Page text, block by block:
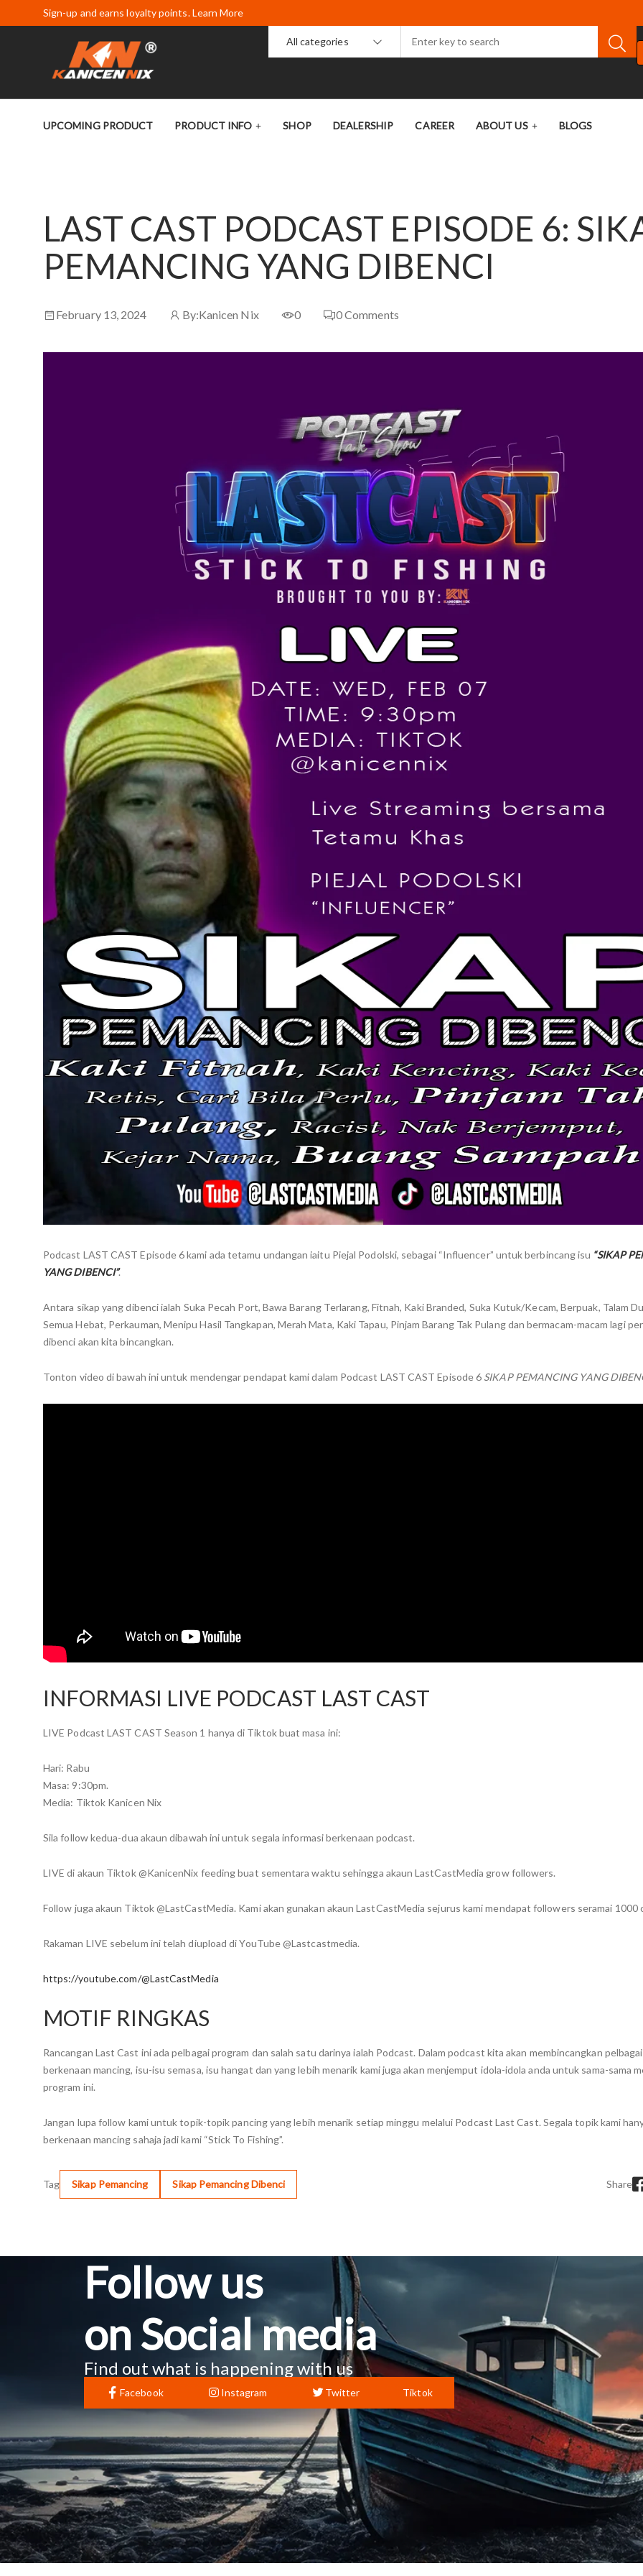
Sign-up and earns loyalty points. Learn More
All categories
UPCOMING PRODUCT PRODUCT INFO SHOP DEALERSHIP CAREER ABOUT US BLOGS
LAST CAST PODCAST EPISODE 6:
PEMANCING YANG DIBENCI
February 13, 2024 By:Kanicen Nix 0 0Comments
Podcast LAST CAST Episode 6 kami ada tetamu undangan iaitu Piejal Podolski, sebagai “Influencer” untuk berbincang isu “SIKAP
YANG DIBENCI”.
Antara sikap yang dibenci ialah Suka Pecah Port, Bawa Barang Terlarang, Fitnah, Kaki Branded, Suka Kutuk/Kecam, Berpuak, Talam
Semua Hebat, Perkauman, Menipu Hasil Tangkapan, Merah Mata, Kaki Tapau, Pinjam Barang Tak Pulang dan bermacam-macam lagi
dibenci akan kita bincangkan.
Tonton video di bawah ini untuk mendengar pendapat kami dalam Podcast LAST CAST Episode 6 SIKAP PEMANCING YANG
INFORMASI LIVE PODCAST LAST CAST
LIVE Podcast LAST CAST Season 1 hanya di Tiktok buat masa ini:
Hari: Rabu
Masa: 9:30pm.
Media: Tiktok Kanicen Nix
Sila follow kedua-dua akaun dibawah ini untuk segala informasi berkenaan podcast.
LIVE di akaun Tiktok @KanicenNix feeding buat sementara waktu sehingga akaun LastCastMedia grow followers.
Follow juga akaun Tiktok @LastCastMedia. Kami akan gunakan akaun LastCastMedia sejurus kami mendapat followers seramai 1000
Rakaman LIVE sebelum ini telah diupload di YouTube @Lastcastmedia.
https://youtube.com/@LastCastMedia
MOTIF RINGKAS
Rancangan Last Cast ini ada pelbagai program dan salah satu darinya ialah Podcast. Dalam podcast kita akan membincangkan
berkenaan mancing, isu-isu semasa, isu hangat dan yang lebih menarik kami juga akan menjemput idola-idola anda untuk sama-sama
program ini.
Jangan lupa follow kami untuk topik-topik pancing yang lebih menarik setiap minggu melalui Podcast Last Cast. Segala topik kami
berkenaan mancing sahaja jadi kami “Stick To Fishing”.
Tag Sikap Pemancing Sikap Pemancing Dibenci Share
Follow us
on Social media
Find out what is happening with us
Facebook Instagram Twitter Tiktok